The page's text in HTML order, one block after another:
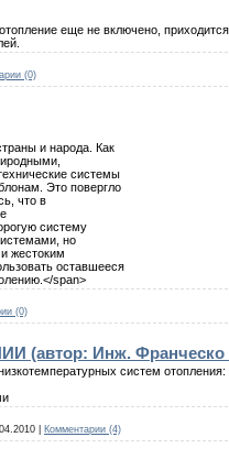
еще не включено,
(0)
и народа. Как
системы
Это повергло
что в
систему
но
жестоким
оставшееся
span>
(0)
Инж. Франческо
систем отопления:
Комментарии (4)